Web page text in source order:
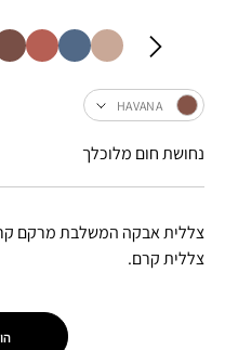
צללית אבקה המשלבת מרקם
צללית קרם.
HAVANA
נחושת חום מלוכלך